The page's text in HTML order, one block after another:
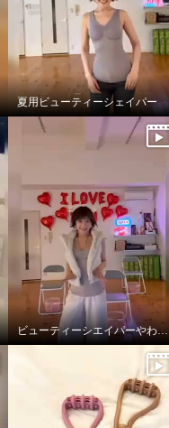
夏用ビューティーシェイパー
ビューティーシエイパーやわらかフィット